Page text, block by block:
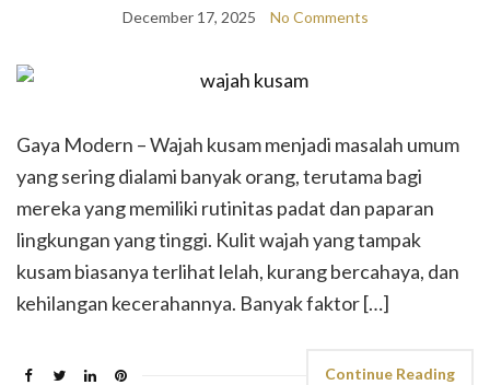
December 17, 2025 No Comments
Gaya Modern – Wajah kusam menjadi masalah umum
yang sering dialami banyak orang, terutama bagi
mereka yang memiliki rutinitas padat dan paparan
lingkungan yang tinggi. Kulit wajah yang tampak
kusam biasanya terlihat lelah, kurang bercahaya, dan
kehilangan kecerahannya. Banyak faktor […]
Continue Reading